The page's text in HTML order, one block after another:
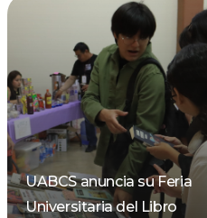
UABCS anuncia su Feria
Universitaria del Libro